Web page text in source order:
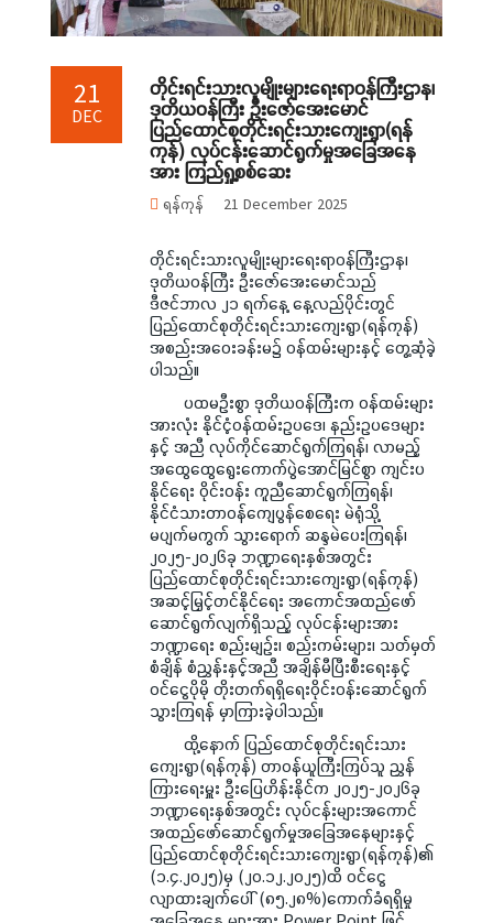
21
DEC
တိုင်းရင်းသားလူမျိုးများရေးရာဝန်ကြီးဌာန၊
ဒုတိယဝန်ကြီး ဦးဇော်အေးမောင်
ပြည်ထောင်စုတိုင်းရင်းသားကျေးရွာ(ရန်
ကုန်) လုပ်ငန်းဆောင်ရွက်မှုအခြေအနေ
အား ကြည်ရှု့စစ်ဆေး
ရန်ကုန် 21 December 2025
တိုင်းရင်းသားလူမျိုးများရေးရာဝန်ကြီးဌာန၊
ဒုတိယဝန်ကြီး ဦးဇော်အေးမောင်သည်
ဒီဇင်ဘာလ ၂၁ ရက်နေ့ နေ့လည်ပိုင်းတွင်
ပြည်ထောင်စုတိုင်းရင်းသားကျေးရွာ(ရန်ကုန်)
အစည်းအဝေးခန်းမ၌ ဝန်ထမ်းများနှင့် တွေ့ဆုံခဲ့
ပါသည်။
ပထမဦးစွာ ဒုတိယဝန်ကြီးက ဝန်ထမ်းများ
အားလုံး နိုင်ငံ့ဝန်ထမ်းဥပဒေ၊ နည်းဥပဒေများ
နှင့် အညီ လုပ်ကိုင်ဆောင်ရွက်ကြရန်၊ လာမည့်
အထွေထွေရွေးကောက်ပွဲအောင်မြင်စွာ ကျင်းပ
နိုင်ရေး ဝိုင်းဝန်း ကူညီဆောင်ရွက်ကြရန်၊
နိုင်ငံသားတာဝန်ကျေပွန်စေရေး မဲရုံသို့
မပျက်မကွက် သွားရောက် ဆန္ဒမဲပေးကြရန်၊
၂၀၂၅-၂၀၂၆ခု ဘဏ္ဍာရေးနှစ်အတွင်း
ပြည်ထောင်စုတိုင်းရင်းသားကျေးရွာ(ရန်ကုန်)
အဆင့်မြှင့်တင်နိုင်ရေး အကောင်အထည်ဖော်
ဆောင်ရွက်လျက်ရှိသည့် လုပ်ငန်းများအား
ဘဏ္ဍာရေး စည်းမျဉ်း၊ စည်းကမ်းများ၊ သတ်မှတ်
စံချိန် စံညွှန်းနှင့်အညီ အချိန်မီပြီးစီးရေးနှင့်
ဝင်ငွေပိုမို တိုးတက်ရရှိရေးဝိုင်းဝန်းဆောင်ရွက်
သွားကြရန် မှာကြားခဲ့ပါသည်။
ထို့နောက် ပြည်ထောင်စုတိုင်းရင်းသား
ကျေးရွာ(ရန်ကုန်) တာဝန်ယူကြီးကြပ်သူ ညွှန်
ကြားရေးမှူး ဦးပြေဟိန်းနိုင်က ၂၀၂၅-၂၀၂၆ခု
ဘဏ္ဍာရေးနှစ်အတွင်း လုပ်ငန်းများအကောင်
အထည်ဖော်ဆောင်ရွက်မှုအခြေအနေများနှင့်
ပြည်ထောင်စုတိုင်းရင်းသားကျေးရွာ(ရန်ကုန်)၏
(၁.၄.၂၀၂၅)မှ (၂၀.၁၂.၂၀၂၅)ထိ ဝင်ငွေ
လျာထားချက်ပေါ် (၈၅.၂၈%)ကောက်ခံရရှိမှု